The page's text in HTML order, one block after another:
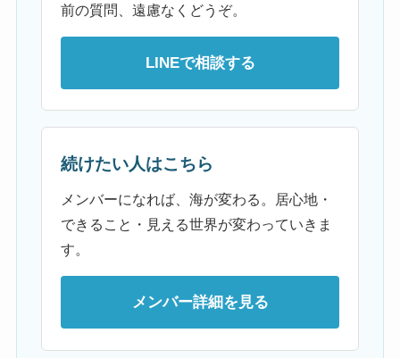
前の質問、遠慮なくどうぞ。
LINEで相談する
続けたい人はこちら
メンバーになれば、海が変わる。居心地・
できること・見える世界が変わっていきま
す。
メンバー詳細を見る